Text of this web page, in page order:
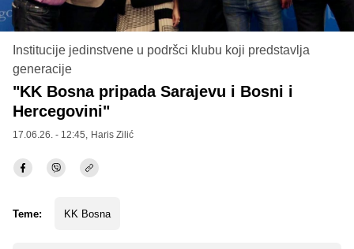
Institucije jedinstvene u podršci klubu koji predstavlja
generacije
"KK Bosna pripada Sarajevu i Bosni i
Hercegovini"
17.06.26. - 12:45, Haris Zilić
Teme: KK Bosna